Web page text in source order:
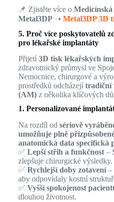
📌 Zjistěte více o Medicínská
Metal3DP➝ Metal3DP 3D
5. Proč více poskytovatelů
pro lékařské implantáty
Přijetí 3D tisk lékařských
zdravotnický průmysl ve
Nemocnice, chirurgové a
prostředků odcházejí tradiční
(AM)z několika klíčových
1. Personalizované
Na rozdíl od sériově
umožňuje plně
anatomická data specifická
✅ Lepší střih a funkčnost–
zlepšuje chirurgické výsledky.
✅ Rychlejší doby zotavení–
aby odpovídaly kostní
✅ Vyšší spokojenost
dlouhou životnost.